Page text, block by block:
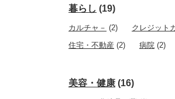
暮らし (19)
カルチャ－ (2) クレジット
住宅・不動産 (2) 病院 (2)
美容・健康 (16)